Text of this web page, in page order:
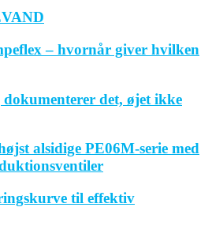
– hvornår giver hvilken
det, øjet ikke
alsidige PE06M-serie med
til effektiv